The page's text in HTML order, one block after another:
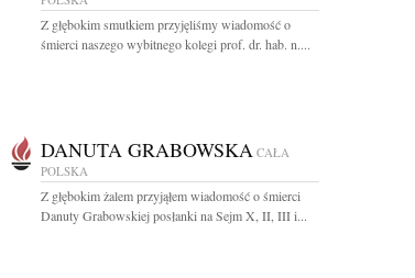
Z głębokim smutkiem przyjęliśmy wiadomość o
śmierci naszego wybitnego kolegi prof. dr. hab. n....
DANUTA GRABOWSKA CAŁA
POLSKA
Z głębokim żalem przyjąłem wiadomość o śmierci
Danuty Grabowskiej posłanki na Sejm X, II, III i...